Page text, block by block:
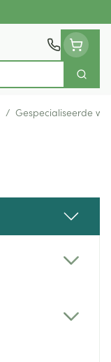
Zoek
/ Gespecialiseerde